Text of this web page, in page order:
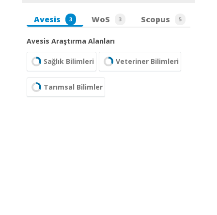
Avesis 3 WoS 3 Scopus 5
Avesis Araştırma Alanları
Sağlık Bilimleri Veteriner Bilimleri
Tarımsal Bilimler